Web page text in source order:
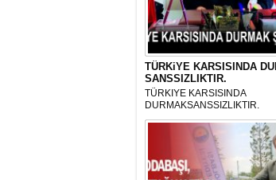
TÜRKiYE KARSISINDA
SANSSIZLIKTIR.
TÜRKIYE KARSISINDA
DURMAKSANSSIZLIKTIR.